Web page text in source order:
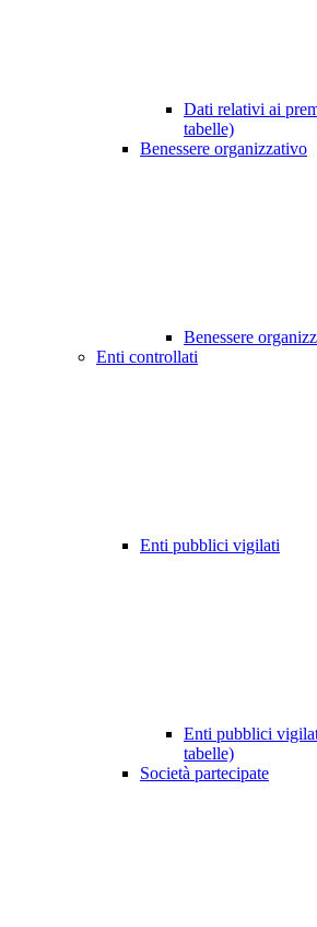
Dati relativi ai
tabelle)
Benessere organizzativo
Benessere
Enti controllati
Enti pubblici vigilati
Enti pubblici
tabelle)
Società partecipate